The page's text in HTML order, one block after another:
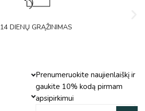
14 DIENŲ GRĄŽINIMAS
Prenumeruokite naujienlaiškį ir
gaukite 10% kodą pirmam
apsipirkimui